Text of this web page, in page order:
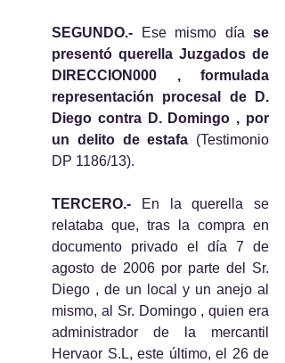
SEGUNDO.- Ese mismo día se
presentó querella Juzgados de
DIRECCION000 , formulada
representación procesal de D.
Diego contra D. Domingo , por
un delito de estafa (Testimonio
DP 1186/13).
TERCERO.- En la querella se
relataba que, tras la compra en
documento privado el día 7 de
agosto de 2006 por parte del Sr.
Diego , de un local y un anejo al
mismo, al Sr. Domingo , quien era
administrador de la mercantil
Hervaor S.L, este último, el 26 de